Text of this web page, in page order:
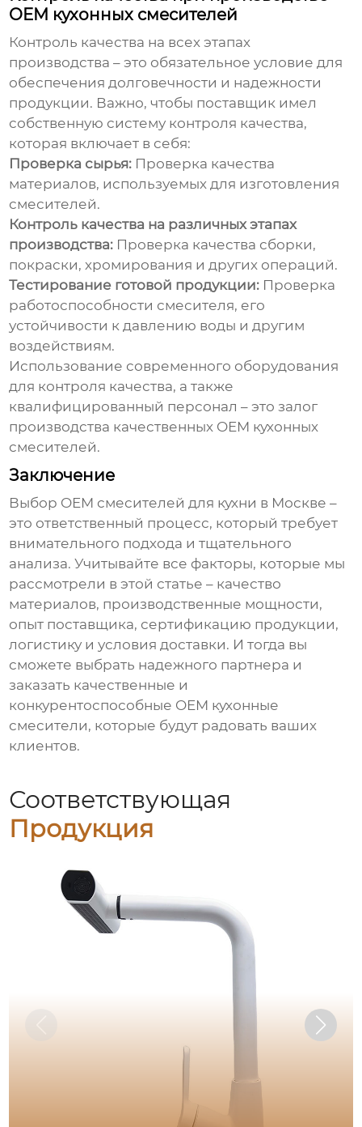
OEM кухонных смесителей
Контроль качества на всех этапах
производства – это обязательное условие для
обеспечения долговечности и надежности
продукции. Важно, чтобы поставщик имел
собственную систему контроля качества,
которая включает в себя:
Проверка сырья: Проверка качества
материалов, используемых для изготовления
смесителей.
Контроль качества на различных этапах
производства: Проверка качества сборки,
покраски, хромирования и других операций.
Тестирование готовой продукции: Проверка
работоспособности смесителя, его
устойчивости к давлению воды и другим
воздействиям.
Использование современного оборудования
для контроля качества, а также
квалифицированный персонал – это залог
производства качественных OEM кухонных
смесителей.
Заключение
Выбор OEM смесителей для кухни в Москве –
это ответственный процесс, который требует
внимательного подхода и тщательного
анализа. Учитывайте все факторы, которые мы
рассмотрели в этой статье – качество
материалов, производственные мощности,
опыт поставщика, сертификацию продукции,
логистику и условия доставки. И тогда вы
сможете выбрать надежного партнера и
заказать качественные и
конкурентоспособные OEM кухонные
смесители, которые будут радовать ваших
клиентов.
Соответствующая
Продукция